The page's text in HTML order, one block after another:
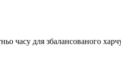
часу для збалансованого